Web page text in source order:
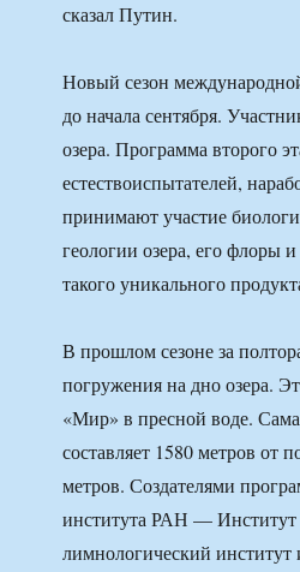
сказал Путин.
Новый сезон
до начала сентября.
озера. Программа второго
естествоиспытателей,
принимают участие
геологии озера, его флоры
такого уникального
В прошлом сезоне за
погружения на дно озера.
«Мир» в пресной воде.
составляет 1580 метров от
метров. Создателями
института РАН —
лимнологический институт